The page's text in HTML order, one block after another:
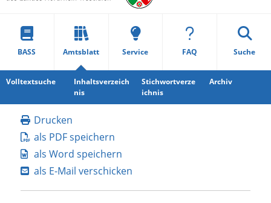
BASS Amtsblatt Service FAQ Suche
Volltextsuche
Inhaltsverzeich
nis
Stichwortverze
ichnis
Archiv
Drucken
als PDF speichern
als Word speichern
als E-Mail verschicken